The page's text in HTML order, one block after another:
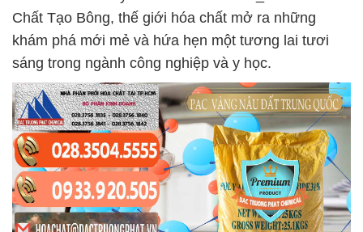
Chất Tạo Bông, thế giới hóa chất mở ra những
khám phá mới mẻ và hứa hẹn một tương lai tươi
sáng trong ngành công nghiệp và y học.